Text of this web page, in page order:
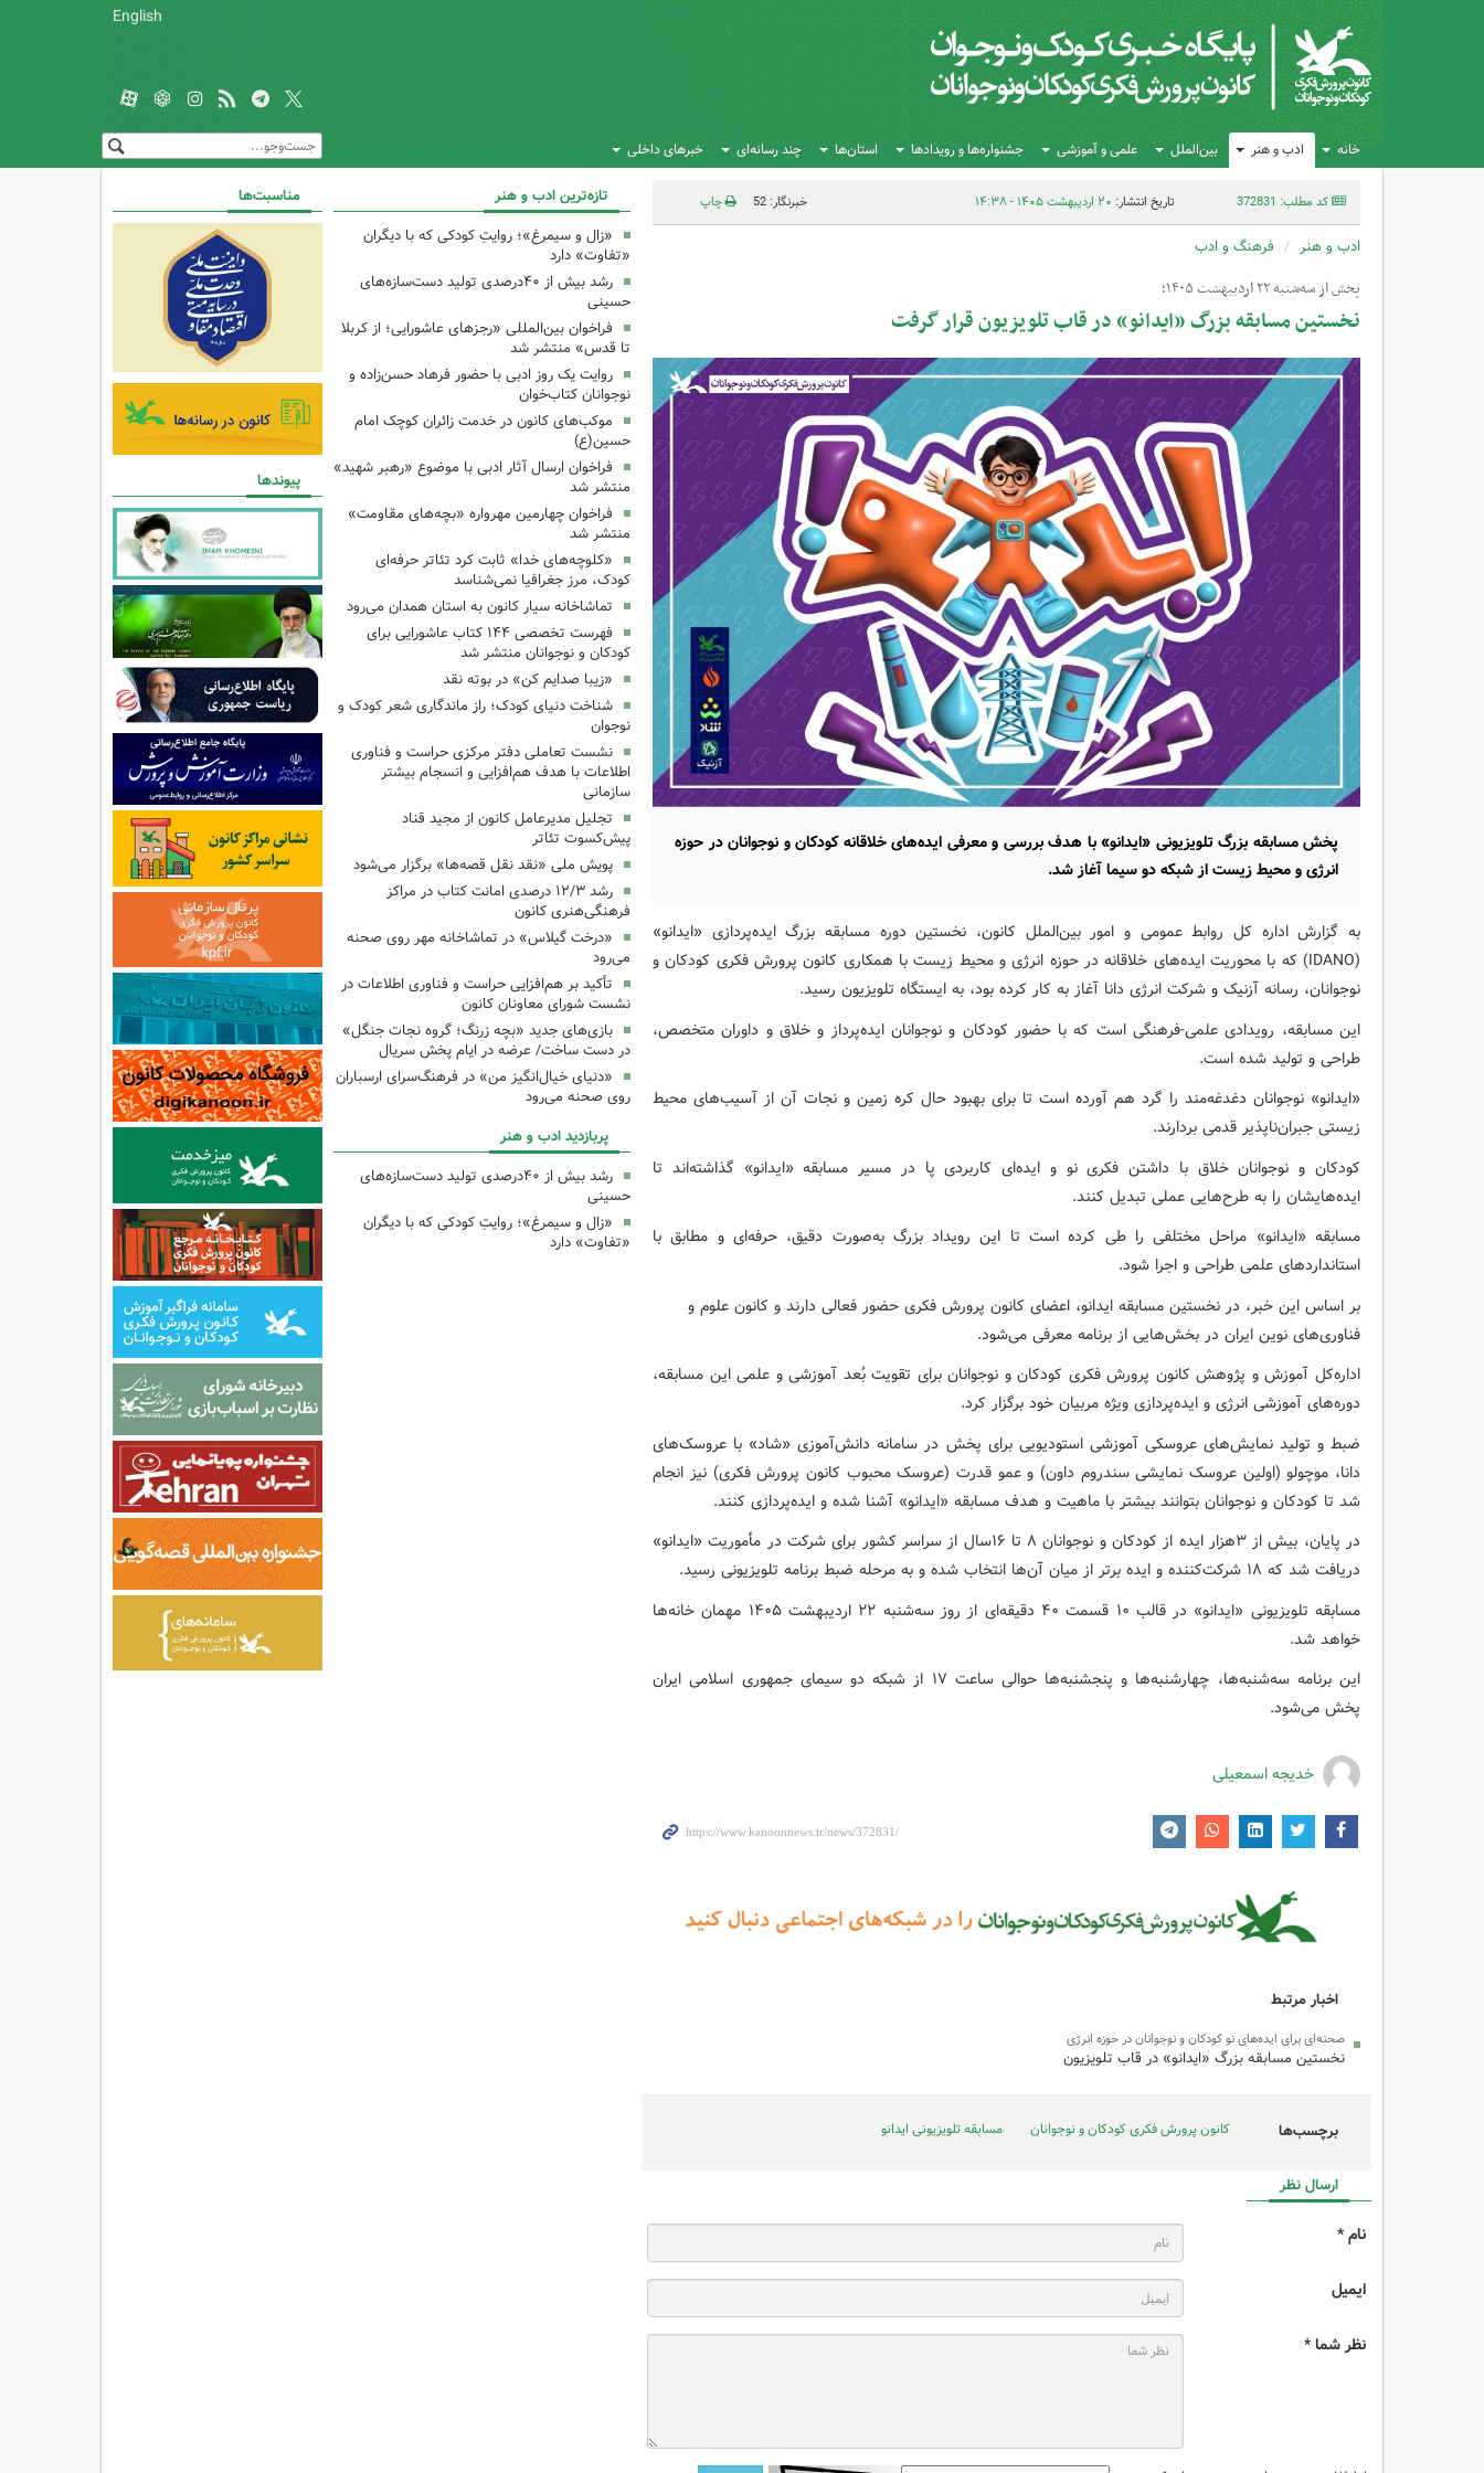
English
خانه ادب و هنر بین‌الملل علمی و آموزشی جشنواره‌ها و رویدادها استان‌ها چند رسانه‌ای خبرهای داخلی
کد مطلب: 372831 تاریخ انتشار: ۲۰ اردیبهشت ۱۴۰۵ - ۱۴:۳۸ خبرنگار: 52 چاپ
ادب و هنر فرهنگ و ادب
پخش از سه‌شنبه ۲۲ اردیبهشت‌ ۱۴۰۵؛
نخستین مسابقه بزرگ «ایدانو» در قاب تلویزیون قرار گرفت
پخش مسابقه بزرگ تلویزیونی «ایدانو» با هدف بررسی و معرفی ایده‌های خلاقانه کودکان و نوجوانان در حوزه
انرژی و محیط زیست از شبکه دو سیما آغاز شد.
به گزارش اداره کل روابط عمومی و امور بین‌الملل کانون، نخستین دوره مسابقه بزرگ ایده‌پردازی «ایدانو»
(IDANO) که با محوریت ایده‌های خلاقانه در حوزه انرژی و محیط زیست با همکاری کانون پرورش فکری کودکان و
نوجوانان، رسانه آزنیک و شرکت انرژی دانا آغاز به کار کرده بود، به ایستگاه تلویزیون رسید.
این مسابقه، رویدادی علمی-فرهنگی است که با حضور کودکان و نوجوانان ایده‌پرداز و خلاق و داوران متخصص،
طراحی و تولید شده است.
«ایدانو» نوجوانان دغدغه‌مند را گرد هم آورده است تا برای بهبود حال کره زمین و نجات آن از آسیب‌های محیط
زیستی جبران‌ناپذیر قدمی بردارند.
کودکان و نوجوانان خلاق با داشتن فکری نو و ایده‌ای کاربردی پا در مسیر مسابقه «ایدانو» گذاشته‌اند تا
ایده‌هایشان را به طرح‌هایی عملی تبدیل کنند.
مسابقه «ایدانو» مراحل مختلفی را طی کرده است تا این رویداد بزرگ به‌صورت دقیق، حرفه‌ای و مطابق با
استانداردهای علمی طراحی و اجرا شود.
بر اساس این خبر، در نخستین مسابقه ایدانو، اعضای کانون پرورش فکری حضور فعالی دارند و کانون علوم و
فناوری‌های نوین ایران در بخش‌هایی از برنامه معرفی می‌شود.
اداره‌کل آموزش و پژوهش کانون پرورش فکری کودکان و نوجوانان برای تقویت بُعد آموزشی و علمی این مسابقه،
دوره‌های آموزشی انرژی و ایده‌پردازی ویژه مربیان خود برگزار کرد.
ضبط و تولید نمایش‌های عروسکی آموزشی استودیویی برای پخش در سامانه دانش‌آموزی «شاد» با عروسک‌های
دانا، موچولو (اولین عروسک نمایشی سندروم داون) و عمو قدرت (عروسک محبوب کانون پرورش فکری) نیز انجام
شد تا کودکان و نوجوانان بتوانند بیشتر با ماهیت و هدف مسابقه «ایدانو» آشنا شده و ایده‌پردازی کنند.
در پایان، بیش از ۳هزار ایده از کودکان و نوجوانان ۸ تا ۱۶سال از سراسر کشور برای شرکت در مأموریت «ایدانو»
دریافت شد که ۱۸ شرکت‌کننده و ایده برتر از میان آن‌ها انتخاب شده و به مرحله ضبط برنامه تلویزیونی رسید.
مسابقه تلویزیونی «ایدانو» در قالب ۱۰ قسمت ۴۰ دقیقه‌ای از روز سه‌شنبه ۲۲ اردیبهشت‌ ۱۴۰۵ مهمان خانه‌ها
خواهد شد.
این برنامه سه‌شنبه‌ها، چهارشنبه‌ها و پنجشنبه‌ها حوالی ساعت ۱۷ از شبکه دو سیمای جمهوری اسلامی ایران
پخش می‌شود.
خدیجه اسمعیلی
اخبار مرتبط
صحنه‌ای برای ایده‌های نو کودکان و نوجوانان در حوزه انرژی
نخستین مسابقه بزرگ «ایدانو» در قاب تلویزیون
برچسب‌ها کانون پرورش فکری کودکان و نوجوانان مسابقه تلویزیونی ایدانو
ارسال نظر
نام *
ایمیل
نظر شما *
تازه‌ترین ادب و هنر
«زال و سیمرغ»؛ روایتِ کودکی که با دیگران
«تفاوت» دارد
رشد بیش از ۴۰درصدی تولید دست‌سازه‌های
حسینی
فراخوان بین‌المللی «رجزهای عاشورایی؛ از کربلا
تا قدس» منتشر شد
روایت یک روز ادبی با حضور فرهاد حسن‌زاده و
نوجوانان کتاب‌خوان
موکب‌های کانون در خدمت زائران کوچک امام
حسین(ع)
فراخوان ارسال آثار ادبی با موضوع «رهبر شهید»
منتشر شد
فراخوان چهارمین مهرواره «بچه‌های مقاومت»
منتشر شد
«کلوچه‌های خدا» ثابت کرد تئاتر حرفه‌ای
کودک، مرز جغرافیا نمی‌شناسد
تماشاخانه سیار کانون به استان همدان می‌رود
فهرست تخصصی ۱۴۴ کتاب عاشورایی برای
کودکان و نوجوانان منتشر شد
«زیبا صدایم کن» در بوته نقد
شناخت دنیای کودک؛ راز ماندگاری شعر کودک و
نوجوان
نشست تعاملی دفتر مرکزی حراست و فناوری
اطلاعات با هدف هم‌افزایی و انسجام بیشتر
سازمانی
تجلیل مدیرعامل کانون از مجید قناد
پیش‌کسوت تئاتر
پویش ملی «نقد نقل قصه‌ها» برگزار می‌شود
رشد ۱۲/۳ درصدی امانت کتاب در مراکز
فرهنگی‌هنری کانون
«درخت گیلاس» در تماشاخانه مهر روی صحنه
می‌رود
تأکید بر هم‌افزایی حراست و فناوری اطلاعات در
نشست شورای معاونان کانون
بازی‌های جدید «بچه زرنگ؛ گروه نجات جنگل»
در دست ساخت/ عرضه در ایام پخش سریال
«دنیای خیال‌انگیز من» در فرهنگ‌سرای ارسباران
روی صحنه می‌رود
پربازدید ادب و هنر
رشد بیش از ۴۰درصدی تولید دست‌سازه‌های
حسینی
«زال و سیمرغ»؛ روایتِ کودکی که با دیگران
«تفاوت» دارد
مناسبت‌ها
پیوندها